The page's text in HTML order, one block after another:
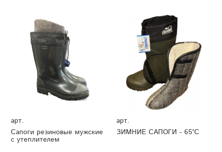
арт.
Сапоги резиновые мужские
с утеплителем
арт.
ЗИМНИЕ САПОГИ - 65°C